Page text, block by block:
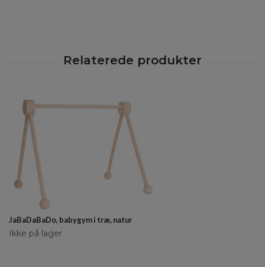
JaBaDaBaDo, babygym i træ, natur
Ikke på lager